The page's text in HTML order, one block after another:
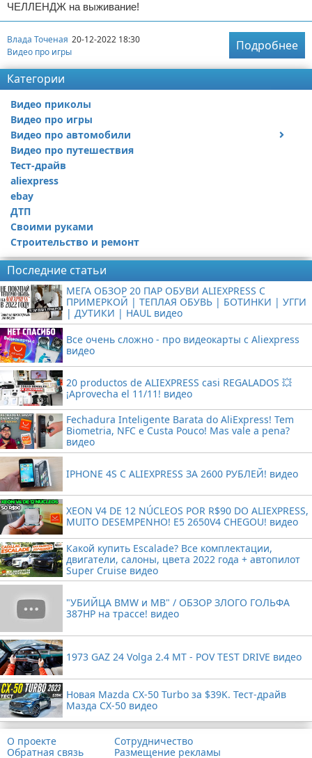
ЧЕЛЛЕНДЖ на выживание!
Влада Точеная 20-12-2022 18:30
Видео про игры
Подробнее
Категории
Видео приколы
Видео про игры
Видео про автомобили
Ремонт автомобиля
Видео про путешествия
Тест-драйв
aliexpress
ebay
ДТП
Своими руками
Строительство и ремонт
Последние статьи
МЕГА ОБЗОР 20 ПАР ОБУВИ ALIEXPRESS С
ПРИМЕРКОЙ | ТЕПЛАЯ ОБУВЬ | БОТИНКИ | УГГИ
| ДУТИКИ | HAUL видео
Все очень сложно - про видеокарты с Aliexpress
видео
20 productos de ALIEXPRESS casi REGALADOS 💥
¡Aprovecha el 11/11! видео
Fechadura Inteligente Barata do AliExpress! Tem
Biometria, NFC e Custa Pouco! Mas vale a pena?
видео
IPHONE 4S С ALIEXPRESS ЗА 2600 РУБЛЕЙ! видео
XEON V4 DE 12 NÚCLEOS POR R$90 DO ALIEXPRESS,
MUITO DESEMPENHO! E5 2650V4 CHEGOU! видео
Какой купить Escalade? Все комплектации,
двигатели, салоны, цвета 2022 года + автопилот
Super Cruise видео
"УБИЙЦА BMW и MB" / ОБЗОР ЗЛОГО ГОЛЬФА
387HP на трассе! видео
1973 GAZ 24 Volga 2.4 MT - POV TEST DRIVE видео
Новая Mazda CX-50 Turbo за $39K. Тест-драйв
Мазда CX-50 видео
О проекте
Обратная связь
Сотрудничество
Размещение рекламы